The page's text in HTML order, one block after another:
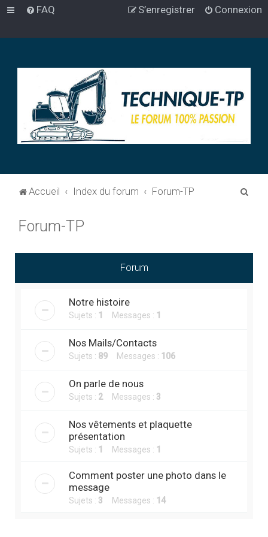
FAQ Connexion
S’enregistrer
Accueil Index du forum Forum-TP
Forum-TP
Forum
Notre histoire
Sujets : 1 Messages : 1
Nos Mails/Contacts
Sujets : 89 Messages : 106
On parle de nous
Sujets : 2Messages : 3
Nos vêtements et plaquette
présentation
Sujets : 1 Messages : 1
Comment poster une photo dans le
message
Sujets : 3 Messages : 14